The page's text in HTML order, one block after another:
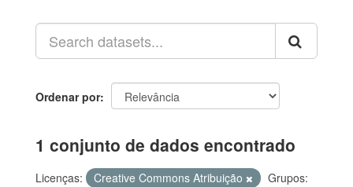
Ordenar por
1 conjunto de dados encontrado
Licenças: Creative Commons Atribuição
Grupos: